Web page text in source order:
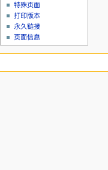
特殊页面
打印版本
永久链接
页面信息